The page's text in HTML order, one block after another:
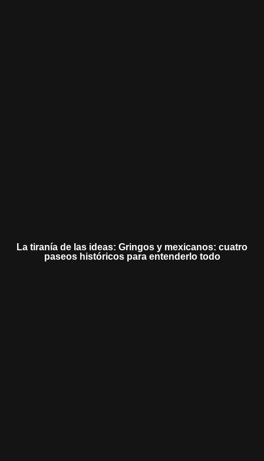
La tiranía de las ideas: Gringos y mexicanos: cuatro
paseos históricos para entenderlo todo